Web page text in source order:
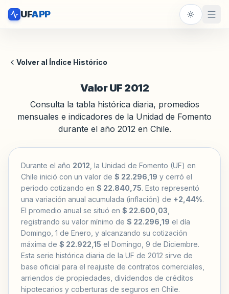
UFAPP
Volver al Índice Histórico
Valor UF 2012
Consulta la tabla histórica diaria, promedios
mensuales e indicadores de la Unidad de Fomento
durante el año 2012 en Chile.
Durante el año 2012 , la Unidad de Fomento (UF) en
Chile inició con un valor de $ 22.296,19 y cerró el
periodo cotizando en $ 22.840,75. Esto representó
una variación anual acumulada (inflación) de +2,44%.
El promedio anual se situó en $ 22.600,03
registrando su valor mínimo de $ 22.296,19 el día
Domingo, 1 de Enero, y alcanzando su cotización
máxima de $ 22.922,15 el Domingo, 9 de Diciembre.
Esta serie histórica diaria de la UF de 2012 sirve de
base oficial para el reajuste de contratos comerciales,
arriendos de propiedades, dividendos de créditos
hipotecarios y coberturas de seguros en Chile.